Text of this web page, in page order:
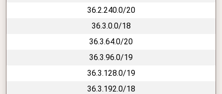
36.2.240.0/20
36.3.0.0/18
36.3.64.0/20
36.3.96.0/19
36.3.128.0/19
36.3.192.0/18